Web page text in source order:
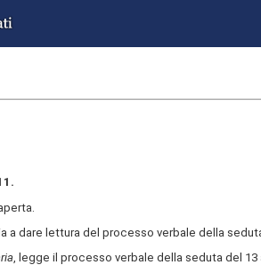
a dare lettura del processo verbale della
, legge il processo verbale della seduta del 13